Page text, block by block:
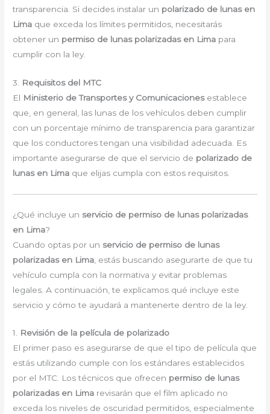
transparencia. Si decides instalar un polarizado de lunas en
Lima que exceda los límites permitidos, necesitarás
obtener un permiso de lunas polarizadas en Lima para
cumplir con la ley.
3.
Requisitos del MTC
El Ministerio de Transportes y Comunicacionesestablece
que, en general, las lunas de los vehículos deben cumplir
con un porcentaje mínimo de transparencia para garantizar
que los conductores tengan una visibilidad adecuada. Es
importante asegurarse de que el servicio de polarizado de
lunas en Lima que elijas cumpla con estos requisitos.
¿Qué incluye un servicio de permiso de lunas polarizadas
en Lima?
Cuando optas por un servicio de permiso de lunas
polarizadas en Lima , estás buscando asegurarte de que tu
vehículo cumpla con la normativa y evitar problemas
legales. A continuación, te explicamos qué incluye este
servicio y cómo te ayudará a mantenerte dentro de la ley.
1. Revisión de la película de polarizado
El primer paso es asegurarse de que el tipo de película que
estás utilizando cumple con los estándares establecidos
por el MTC. Los técnicos que ofrecen permiso de lunas
polarizadas en Lima revisarán que el film aplicado no
exceda los niveles de oscuridad permitidos, especialmente